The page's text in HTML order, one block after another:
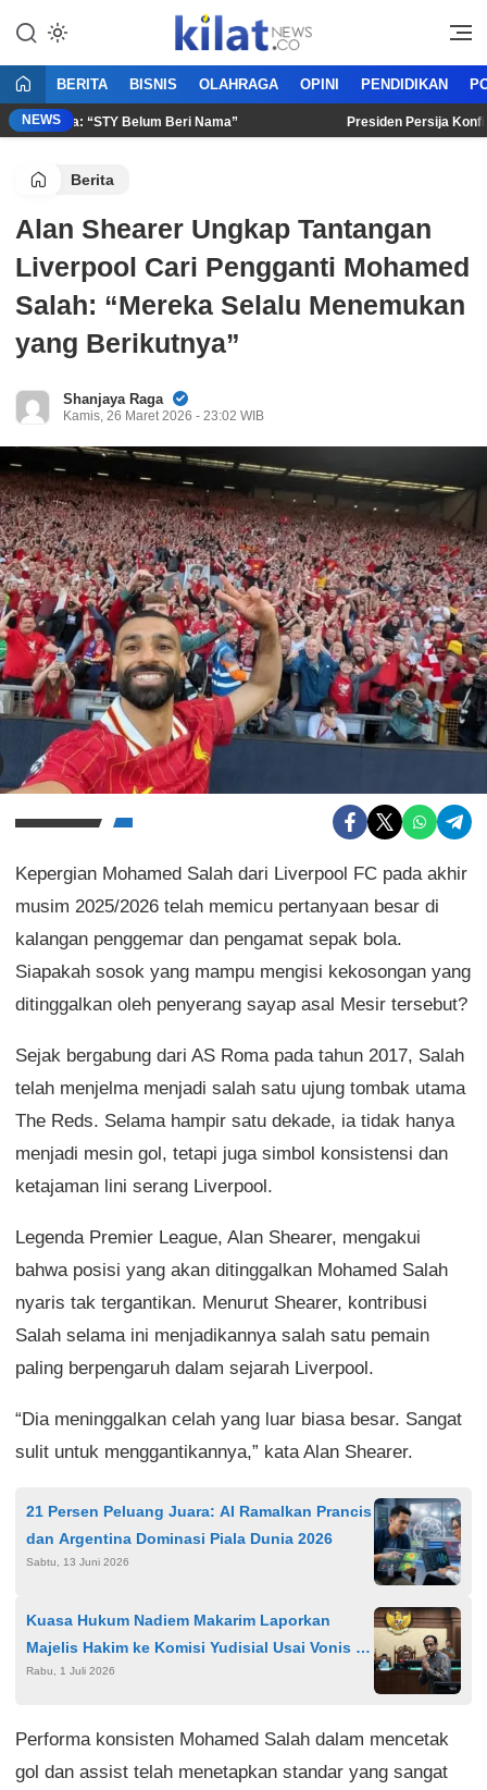
KilatNews.co
Mencerdaskan Anak Bangsa
BERITA BISNIS OLAHRAGA OPINI PENDIDIKAN
NEWS“STY Belum Beri Nama” Presiden Persija
Berita
Alan Shearer Ungkap Tantangan
Liverpool Cari Pengganti Mohamed
Salah: “Mereka Selalu Menemukan
yang Berikutnya”
Shanjaya Raga
Kamis, 26 Maret 2026 - 23:02 WIB
Kepergian Mohamed Salah dari Liverpool FC pada akhir
musim 2025/2026 telah memicu pertanyaan besar di
kalangan penggemar dan pengamat sepak bola.
Siapakah sosok yang mampu mengisi kekosongan yang
ditinggalkan oleh penyerang sayap asal Mesir tersebut?
Sejak bergabung dari AS Roma pada tahun 2017, Salah
telah menjelma menjadi salah satu ujung tombak utama
The Reds. Selama hampir satu dekade, ia tidak hanya
menjadi mesin gol, tetapi juga simbol konsistensi dan
ketajaman lini serang Liverpool.
Legenda Premier League, Alan Shearer, mengakui
bahwa posisi yang akan ditinggalkan Mohamed Salah
nyaris tak tergantikan. Menurut Shearer, kontribusi
Salah selama ini menjadikannya salah satu pemain
paling berpengaruh dalam sejarah Liverpool.
“Dia meninggalkan celah yang luar biasa besar. Sangat
sulit untuk menggantikannya,” kata Alan Shearer.
21 Persen Peluang Juara: AI Ramalkan Prancis
dan Argentina Dominasi Piala Dunia 2026
Sabtu, 13 Juni 2026
Kuasa Hukum Nadiem Makarim Laporkan
Majelis Hakim ke Komisi Yudisial Usai Vonis 10
Tahun
Rabu, 1 Juli 2026
Performa konsisten Mohamed Salah dalam mencetak
gol dan assist telah menetapkan standar yang sangat